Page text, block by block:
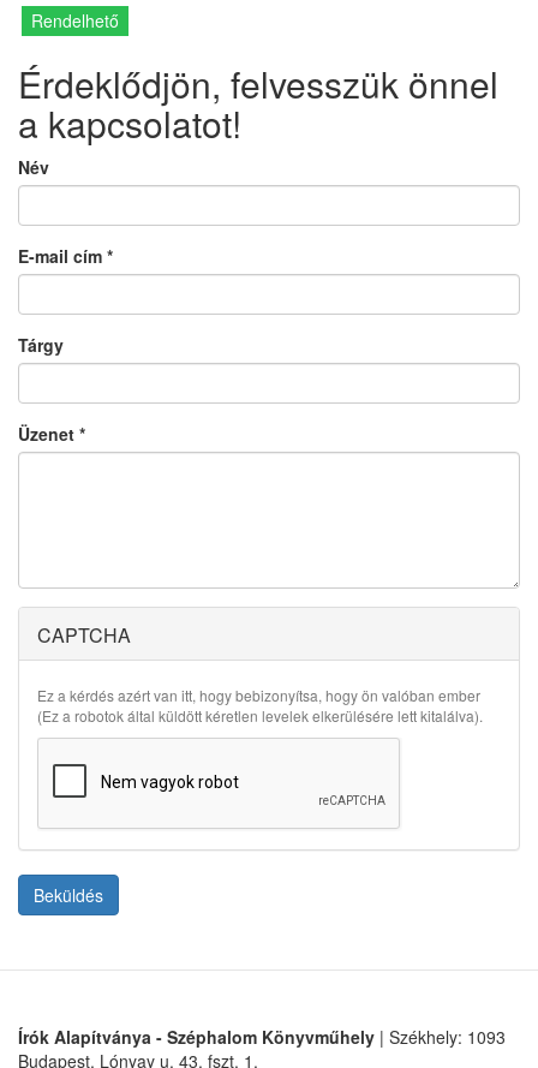
Rendelhető
Érdeklődjön, felvesszük önnel
a kapcsolatot!
Név
E-mail cím *
Tárgy
Üzenet *
CAPTCHA
Ez a kérdés azért van itt, hogy bebizonyítsa, hogy ön valóban ember
(Ez a robotok által küldött kéretlen levelek elkerülésére lett kitalálva).
Beküldés
Írók Alapítványa - Széphalom Könyvműhely | Székhely: 1093
Budapest, Lónyay u. 43. fszt. 1.